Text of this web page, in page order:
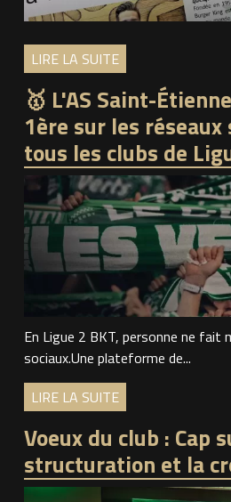
LIRE LA SUITE
🥇 L'AS Saint-
1ère sur les
tous les clubs de
En Ligue 2 BKT, personne ne fait
sociaux.Une plateforme de...
LIRE LA SUITE
Voeux du club : Cap
structuration et la